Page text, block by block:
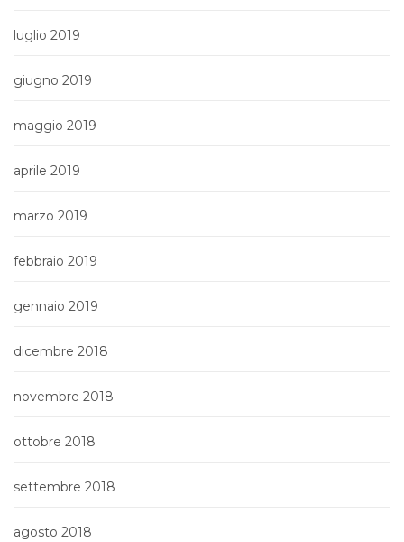
luglio 2019
giugno 2019
maggio 2019
aprile 2019
marzo 2019
febbraio 2019
gennaio 2019
dicembre 2018
novembre 2018
ottobre 2018
settembre 2018
agosto 2018